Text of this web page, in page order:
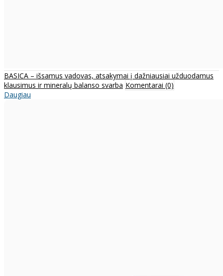
BASICA – išsamus vadovas, atsakymai į dažniausiai užduodamus
klausimus ir mineralų balanso svarba Komentarai (0)
Daugiau